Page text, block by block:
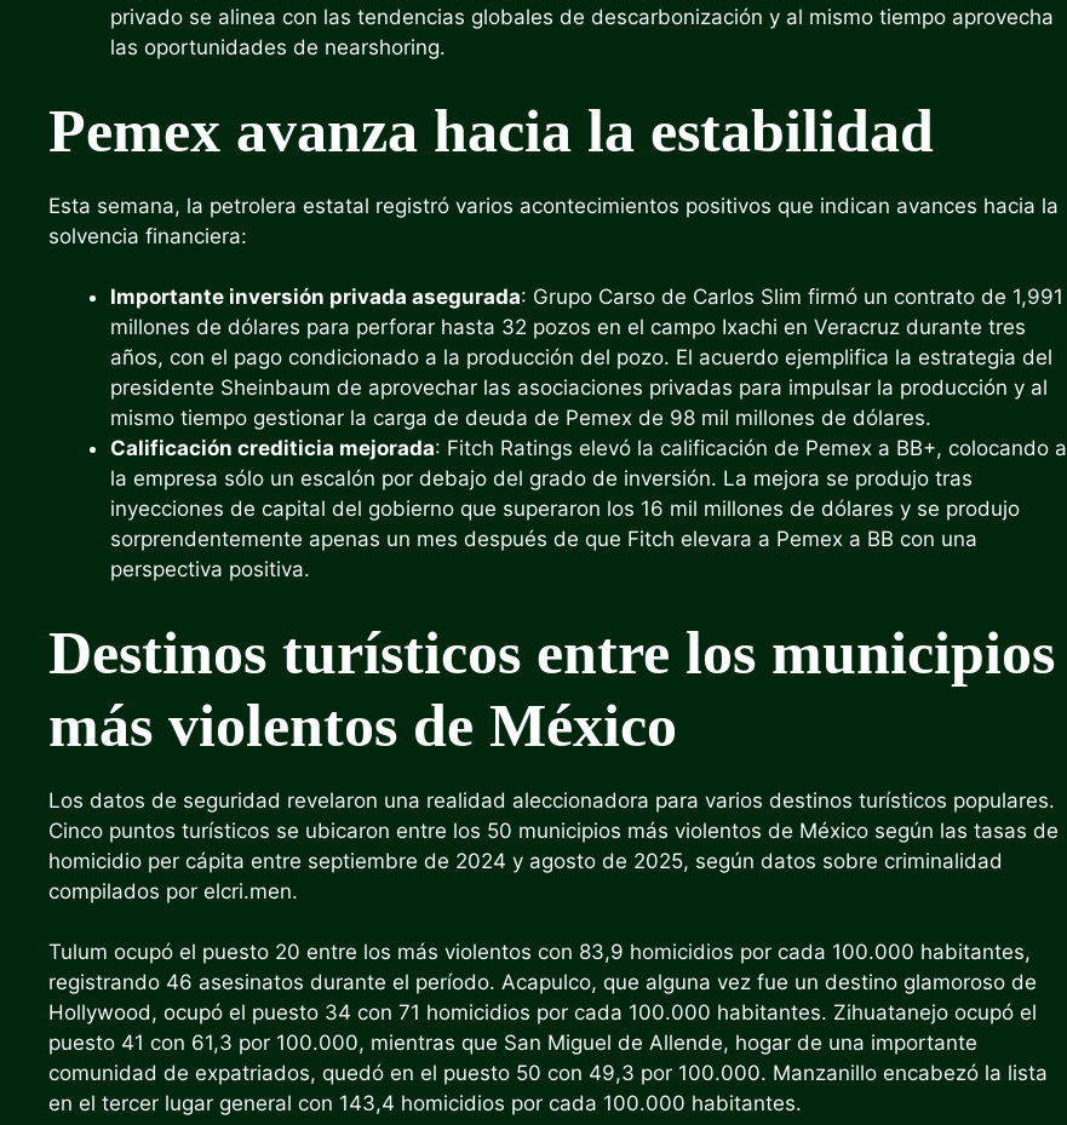
privado se alinea con las tendencias globales de descarbonización y al mismo tiempo aprovecha
las oportunidades de nearshoring.
Pemex avanza hacia la estabilidad
Esta semana, la petrolera estatal registró varios acontecimientos positivos que indican avances hacia la
solvencia financiera:
Importante inversión privada asegurada: Grupo Carso de Carlos Slim firmó un contrato de 1,991
millones de dólares para perforar hasta 32 pozos en el campo Ixachi en Veracruz durante tres
años, con el pago condicionado a la producción del pozo. El acuerdo ejemplifica la estrategia del
presidente Sheinbaum de aprovechar las asociaciones privadas para impulsar la producción y al
mismo tiempo gestionar la carga de deuda de Pemex de 98 mil millones de dólares.
Calificación crediticia mejorada: Fitch Ratings elevó la calificación de Pemex a BB+, colocando a
la empresa sólo un escalón por debajo del grado de inversión. La mejora se produjo tras
inyecciones de capital del gobierno que superaron los 16 mil millones de dólares y se produjo
sorprendentemente apenas un mes después de que Fitch elevara a Pemex a BB con una
perspectiva positiva.
Destinos turísticos entre los municipios
más violentos de México
Los datos de seguridad revelaron una realidad aleccionadora para varios destinos turísticos populares.
Cinco puntos turísticos se ubicaron entre los 50 municipios más violentos de México según las tasas de
homicidio per cápita entre septiembre de 2024 y agosto de 2025, según datos sobre criminalidad
compilados por elcri.men.
Tulum ocupó el puesto 20 entre los más violentos con 83,9 homicidios por cada 100.000 habitantes,
registrando 46 asesinatos durante el período. Acapulco, que alguna vez fue un destino glamoroso de
Hollywood, ocupó el puesto 34 con 71 homicidios por cada 100.000 habitantes. Zihuatanejo ocupó el
puesto 41 con 61,3 por 100.000, mientras que San Miguel de Allende, hogar de una importante
comunidad de expatriados, quedó en el puesto 50 con 49,3 por 100.000. Manzanillo encabezó la lista
en el tercer lugar general con 143,4 homicidios por cada 100.000 habitantes.